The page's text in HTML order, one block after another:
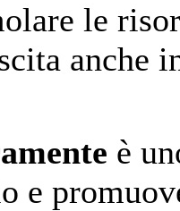
le
anche
è
e